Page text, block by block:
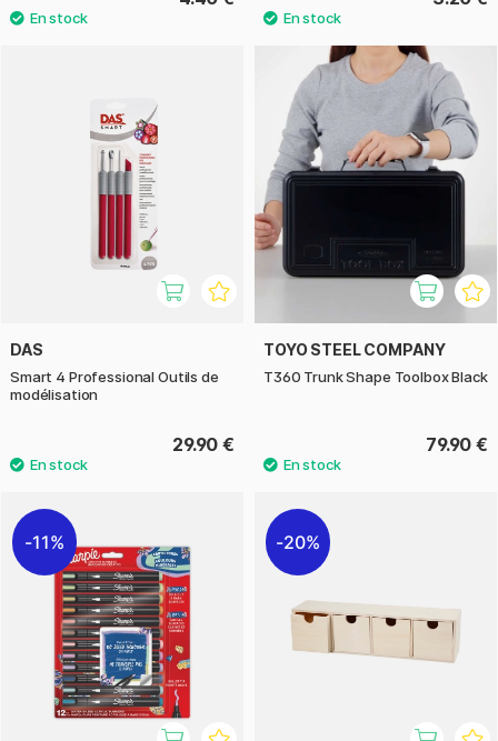
DAS
Smart 4 Professional Outils de
modélisation
29.90 €
TOYO STEEL COMPANY
T360 Trunk Shape Toolbox Black
79.90 €
11% 20%